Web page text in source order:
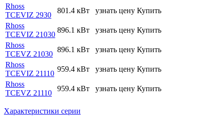
Rhoss
TCEVIZ 2930
801.4 кВт узнать цену Купить
Rhoss
TCEVIZ 21030
896.1 кВт узнать цену Купить
Rhoss
TCEVZ 21030
896.1 кВт узнать цену Купить
Rhoss
TCEVIZ 21110
959.4 кВт узнать цену Купить
Rhoss
TCEVZ 21110
959.4 кВт узнать цену Купить
Характеристики серии